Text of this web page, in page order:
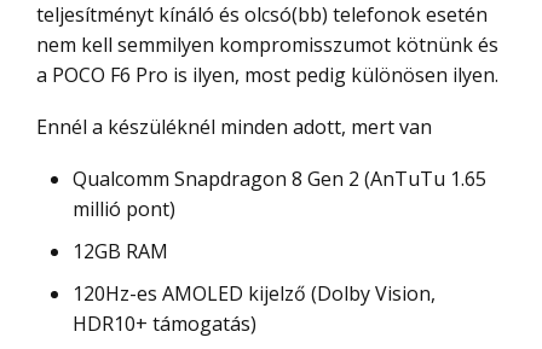
teljesítményt kínáló és olcsó(bb) telefonok esetén
nem kell semmilyen kompromisszumot kötnünk és
a POCO F6 Pro is ilyen, most pedig különösen ilyen.
Ennél a készüléknél minden adott, mert van
Qualcomm Snapdragon 8 Gen 2 (AnTuTu 1.65
millió pont)
12GB RAM
120Hz-es AMOLED kijelző (Dolby Vision,
HDR10+ támogatás)